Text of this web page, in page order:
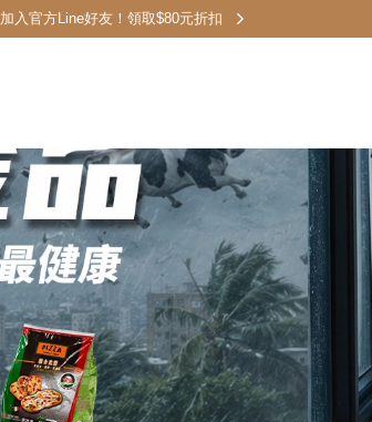
加入官方Line好友！領取$80元折扣